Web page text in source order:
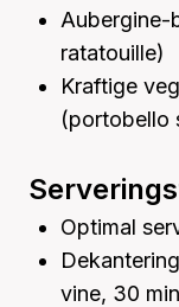
Aubergine-
ratatouille)
Kraftige
(portobello
Optimal
vine, 30